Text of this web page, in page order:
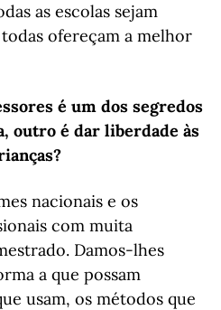
as escolas sejam
ofereçam a melhor
é um dos segredos
outro é dar liberdade às
nacionais e os
com muita
Damos-lhes
a que possam
usam, os métodos que